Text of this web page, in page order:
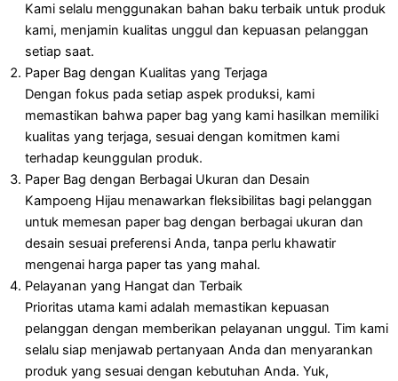
Kami selalu menggunakan bahan baku terbaik untuk produk
kami, menjamin kualitas unggul dan kepuasan pelanggan
setiap saat.
Paper Bag dengan Kualitas yang Terjaga
Dengan fokus pada setiap aspek produksi, kami
memastikan bahwa paper bag yang kami hasilkan memiliki
kualitas yang terjaga, sesuai dengan komitmen kami
terhadap keunggulan produk.
Paper Bag dengan Berbagai Ukuran dan Desain
Kampoeng Hijau menawarkan fleksibilitas bagi pelanggan
untuk memesan paper bag dengan berbagai ukuran dan
desain sesuai preferensi Anda, tanpa perlu khawatir
mengenai harga paper tas yang mahal.
Pelayanan yang Hangat dan Terbaik
Prioritas utama kami adalah memastikan kepuasan
pelanggan dengan memberikan pelayanan unggul. Tim kami
selalu siap menjawab pertanyaan Anda dan menyarankan
produk yang sesuai dengan kebutuhan Anda. Yuk,